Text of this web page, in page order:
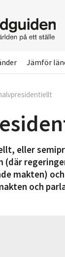
Jämför
eller
(där
makten)
och